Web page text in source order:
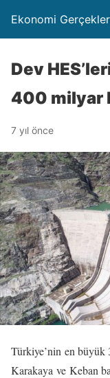
Ekonomi
Dev
400 milyar
7 yıl önce
Türkiye’nin en
Karakaya ve Keban